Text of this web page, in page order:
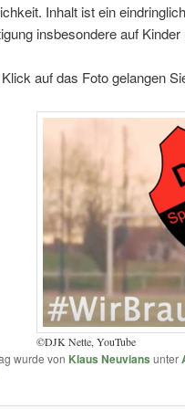
Inhalt ist ein
insbesondere auf
auf das Foto gelangen
©DJK Nette, YouTube
wurde von Klaus Neuvians unter